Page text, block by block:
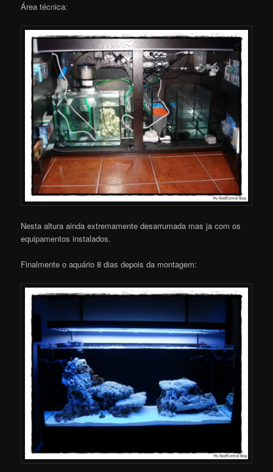
Área técnica:
Nesta altura ainda extremamente desarrumada mas ja com os
equipamentos instalados.
Finalmente o aquário 8 dias depois da montagem: